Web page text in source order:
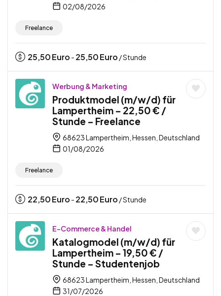
02/08/2026
Freelance
25,50Euro - 25,50Euro / Stunde
Werbung & Marketing
Produktmodel (m/w/d) für
Lampertheim – 22,50 € /
Stunde – Freelance
68623 Lampertheim, Hessen, Deutschland
01/08/2026
Freelance
22,50Euro - 22,50Euro / Stunde
E-Commerce & Handel
Katalogmodel (m/w/d) für
Lampertheim – 19,50 € /
Stunde – Studentenjob
68623 Lampertheim, Hessen, Deutschland
31/07/2026